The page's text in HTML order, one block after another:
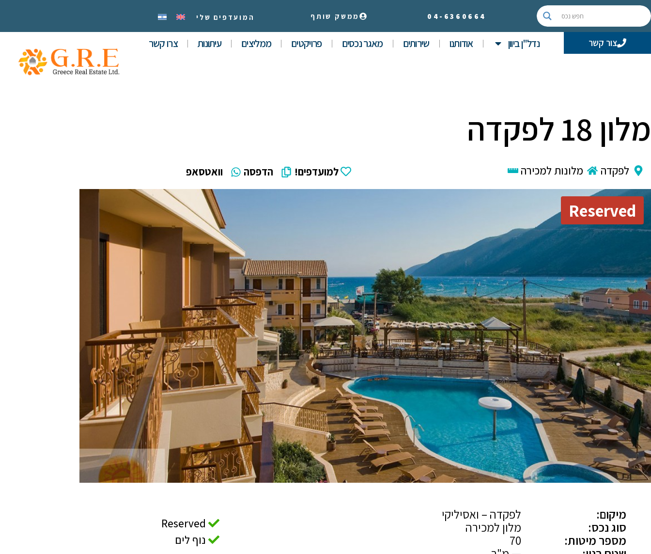
04- 6360664 ממשק שותף המועדפים שלי
צור קשר נדל"ן ביוון אודותנו שירותים מאגר נכסים פרויקטים ממליצים עיתונות צרו קשר
מלון 18 לפקדה
לפקדה מלונות למכירה למועדפים! הדפסה וואטסאפ
Reserved
מיקום:
לפקדה – ואסיליקי
סוג נכס:
מלון למכירה
מספר מיטות:
Reserved
נוף לים